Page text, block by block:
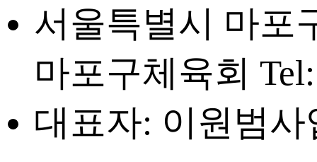
서울특별시 마포
마포구체육회
대표자: 이원범사